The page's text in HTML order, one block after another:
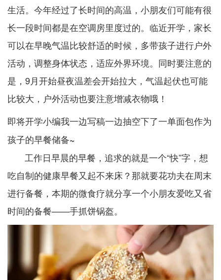
生活。今年经过了长时间的高温，小朋友们可能有很
长一段时间都是在空调房里度过的。临近开学，家长
可以在早晚气温比较舒适的时候，多带孩子进行户外
活动，调整身体状态，适应外界环境。同时要注意的
是，9月开始昼夜温差会开始拉大，气温起伏也可能
比较大，户外活动也要注意增减衣物哦！
即将开学小编我一边写稿一边抽空下了一单面包作为
孩子的早餐储备~
工作日早晨的早餐，追求的就是一个“快”字，想
吃自制的健康早餐又起不来床？那就要花功夫在周末
进行备餐，本期的微食疗就分享一个小朋友爱吃又省
时间的备餐——手抓饼锅盔。